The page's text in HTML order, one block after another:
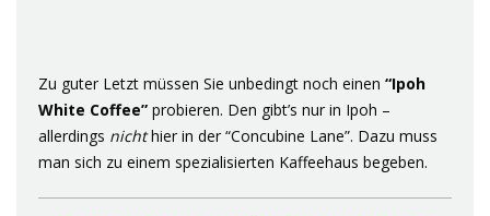
Zu guter Letzt müssen Sie unbedingt noch einen “Ipoh
White Coffee” probieren. Den gibt’s nur in Ipoh –
allerdings nichthier in der “Concubine Lane”. Dazu muss
man sich zu einem spezialisierten Kaffeehaus begeben.